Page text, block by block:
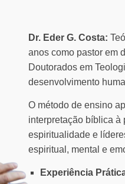
Dr. Eder G. Costa:
anos como pastor em
Doutorados em
desenvolvimento
O método de ensino
interpretação bíblica à
espiritualidade e
espiritual, mental e
Experiência